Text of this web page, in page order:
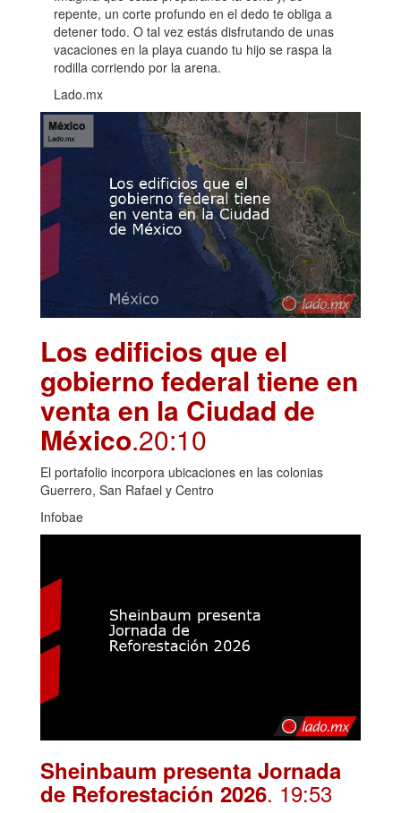
repente, un corte profundo en el dedo te obliga a
detener todo. O tal vez estás disfrutando de unas
vacaciones en la playa cuando tu hijo se raspa la
rodilla corriendo por la arena.
Lado.mx
Los edificios que el
gobierno federal tiene en
venta en la Ciudad de
México.20:10
El portafolio incorpora ubicaciones en las colonias
Guerrero, San Rafael y Centro
Infobae
Sheinbaum presenta Jornada
de Reforestación 2026. 19:53